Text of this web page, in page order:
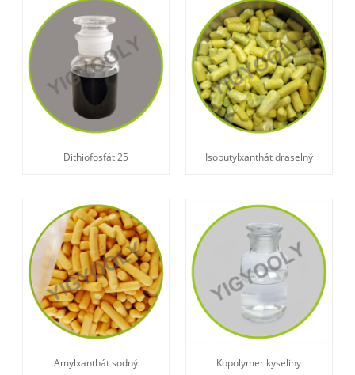
Dithiofosfát 25 Isobutylxanthát draselný
Amylxanthát sodný
Kopolymer kyseliny